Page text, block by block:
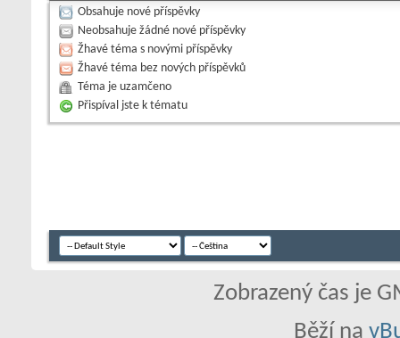
Obsahuje nové příspěvky
Neobsahuje žádné nové příspěvky
Žhavé téma s novými příspěvky
Žhavé téma bez nových příspěvků
Téma je uzamčeno
Přispíval jste k tématu
Zobrazený čas je
Běží na